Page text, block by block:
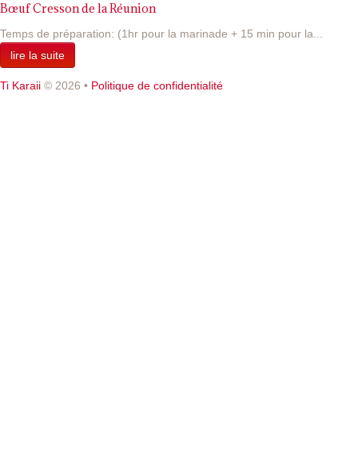
Bœuf Cresson de la Réunion
Temps de préparation: (1hr pour la marinade + 15 min pour la...
lire la suite
Ti Karaii © 2026 • Politique de confidentialité